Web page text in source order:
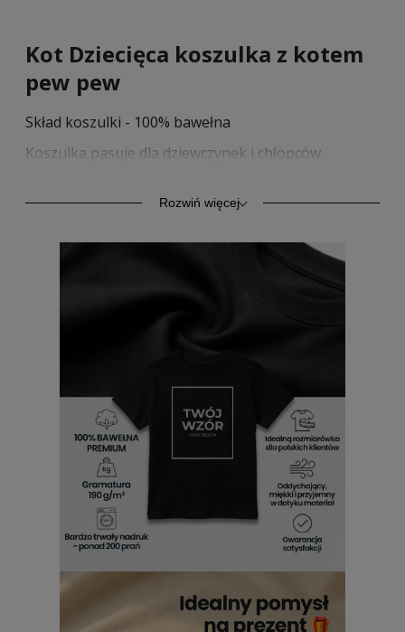
Kot Dziecięca koszulka z kotem
pew pew
Skład koszulki - 100% bawełna
Koszulka pasuje dla dziewczynek i chłopców
Przedstawiamy dziecięcą koszulkę z krótkim
Wyprodukowana z bawełny o podwyższonej
komfort codziennego użytkowania. Kołnierzyk
wykończony ściągaczem z taśmą wzmacniającą na
karku z tego samego materiału.
Rozwiń więcej